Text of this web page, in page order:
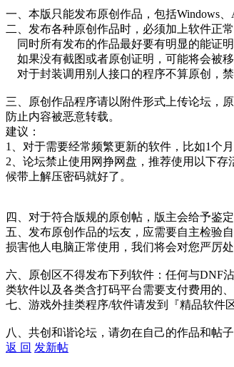
一、本版只能发布原创作品，包括Windows
二、发布各种原创作品时，必须加上软件正
同时所有发布的作品最好要有明显的能证明
如果没有截图或者原创证明，可能将会被
对于封装调用别人接口的程序不算原创，
三、原创作品程序请以附件形式上传论坛，
防止内容被恶意转载。
建议：
1、对于需要经常频繁更新的软件，比如1个
2、论坛禁止使用网挣网盘，推荐使用以下
候带上解压密码就好了。
四、对于符合版规的原创帖，版主会给予鉴
五、发布原创作品的坛友，应需要自主检验
损害他人电脑正常使用，我们将会对您严厉处
六、原创区不得发布下列软件：任何与DNF
类软件以及各类含打码平台需要支付费用的
七、游戏外挂类程序/软件请发到『精品软件
八、共创和谐论坛，请勿在自己的作品和帖
返 回 发新帖